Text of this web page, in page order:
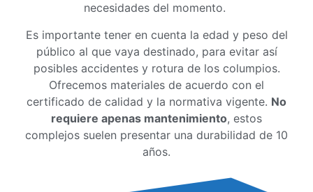
necesidades del momento.
Es importante tener en cuenta la edad y peso del
público al que vaya destinado, para evitar así
posibles accidentes y rotura de los columpios.
Ofrecemos materiales de acuerdo con el
certificado de calidad y la normativa vigente. No
requiere apenas mantenimiento, estos
complejos suelen presentar una durabilidad de 10
años.